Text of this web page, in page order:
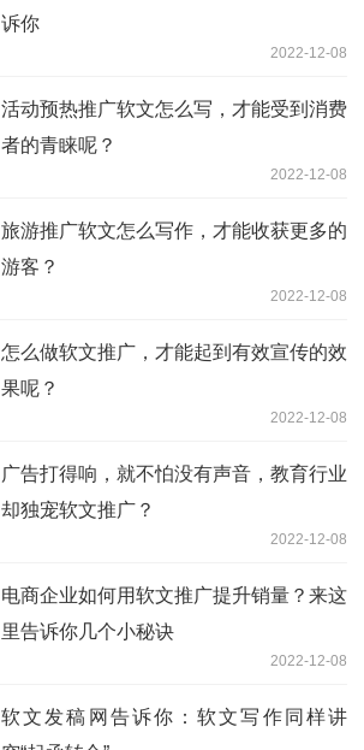
诉你
2022-12-08
活动预热推广软文怎么写，才能受到消费
者的青睐呢？
2022-12-08
旅游推广软文怎么写作，才能收获更多的
游客？
2022-12-08
怎么做软文推广，才能起到有效宣传的效
果呢？
2022-12-08
广告打得响，就不怕没有声音，教育行业
却独宠软文推广？
2022-12-08
电商企业如何用软文推广提升销量？来这
里告诉你几个小秘诀
2022-12-08
软文发稿网告诉你：软文写作同样讲